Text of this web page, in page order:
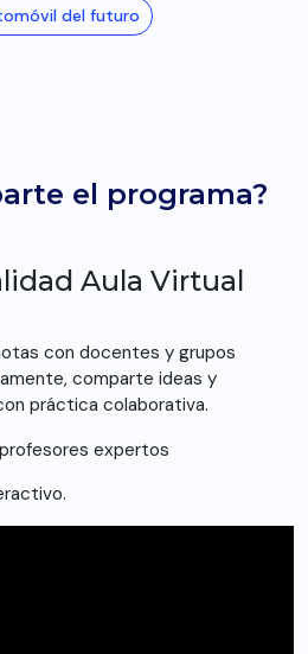
del futuro
el programa?
Aula Virtual
con docentes y grupos
comparte ideas y
práctica colaborativa.
expertos